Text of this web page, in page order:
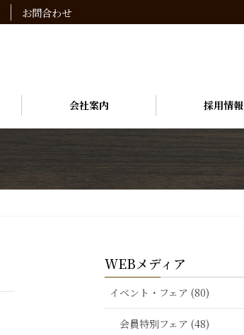
お問合わせ
会社案内 採用情報
WEBメディア
イベント・フェア (80)
会員特別フェア (48)